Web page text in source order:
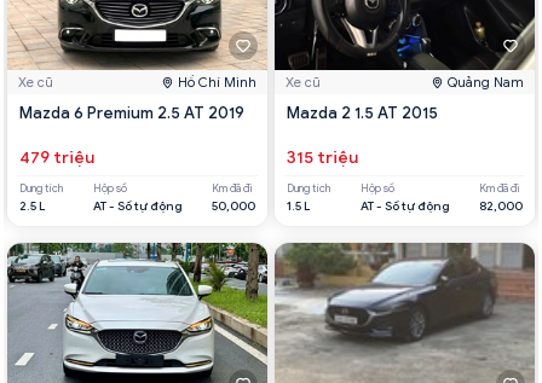
Xe cũ Hồ Chí Minh
Mazda 6 Premium 2.5 AT 2019
479 triệu
Dung tích
2.5 L
Hộp số
AT - Số tự động
Km đã đi
50,000
Xe cũ Quảng Nam
Mazda 2 1.5 AT 2015
315 triệu
Dung tích
1.5 L
Hộp số
AT - Số tự động
Km đã đi
82,000